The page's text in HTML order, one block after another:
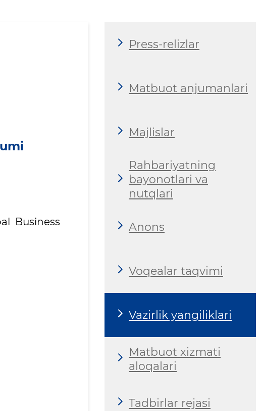
Business
Press-relizlar
Matbuot anjumanlari
Majlislar
Rahbariyatning
bayonotlari va
nutqlari
Anons
Voqealar taqvimi
Vazirlik yangiliklari
Matbuot xizmati
aloqalari
Tadbirlar rejasi